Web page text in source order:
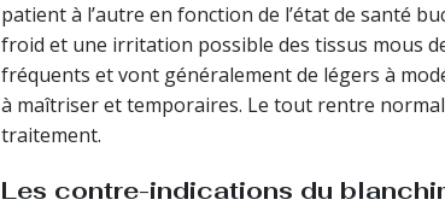
patient à l’autre en fonction de l’état de santé
froid et une irritation possible des tissus mous
fréquents et vont généralement de légers à
à maîtriser et temporaires. Le tout rentre
traitement.
Les contre-indications du